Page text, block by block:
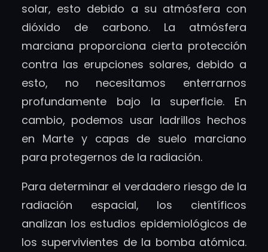
solar, esto debido a su atmósfera con
dióxido de carbono. La atmósfera
marciana proporciona cierta protección
contra las erupciones solares, debido a
esto, no necesitamos enterrarnos
profundamente bajo la superficie. En
cambio, podemos usar ladrillos hechos
en Marte y capas de suelo marciano
para protegernos de la radiación.
Para determinar el verdadero riesgo de la
radiación espacial, los científicos
analizan los estudios epidemiológicos de
los supervivientes de la bomba atómica.